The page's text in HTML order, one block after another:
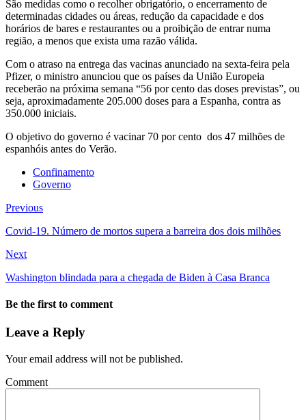
São medidas como o recolher obrigatório, o encerramento de
determinadas cidades ou áreas, redução da capacidade e dos
horários de bares e restaurantes ou a proibição de entrar numa
região, a menos que exista uma razão válida.
Com o atraso na entrega das vacinas anunciado na sexta-feira pela
Pfizer, o ministro anunciou que os países da União Europeia
receberão na próxima semana “56 por cento das doses previstas”, ou
seja, aproximadamente 205.000 doses para a Espanha, contra as
350.000 iniciais.
O objetivo do governo é vacinar 70 por cento dos 47 milhões de
espanhóis antes do Verão.
Confinamento
Governo
Previous
Covid-19. Número de mortos supera a barreira dos dois milhões
Next
Washington blindada para a chegada de Biden à Casa Branca
Be the first to comment
Leave a Reply
Your email address will not be published.
Comment